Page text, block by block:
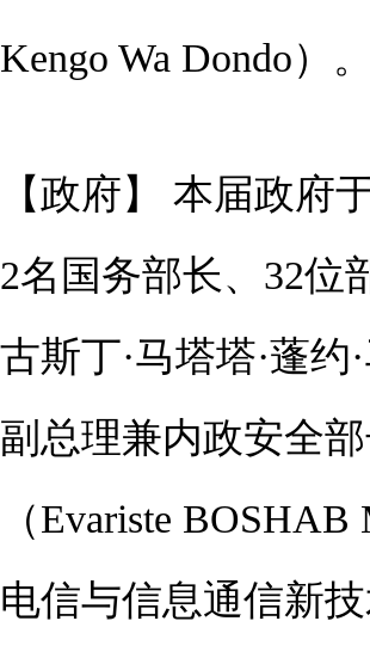
Kengo Wa Dondo）。
【政府】 本届政府
2名国务部长、32位
古斯丁·马塔塔·蓬
副总理兼内政安全部
（Evariste
电信与信息通信新